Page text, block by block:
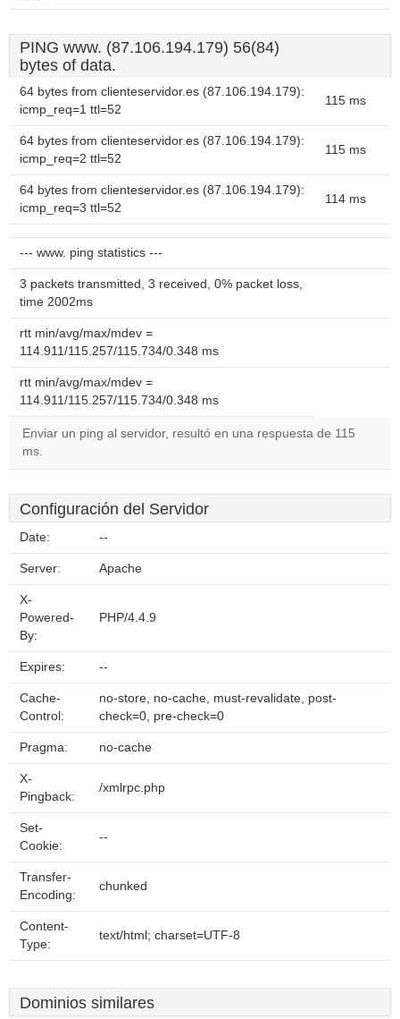
PING www. (87.106.194.179) 56(84)
bytes of data.
64 bytes from clienteservidor.es (87.106.194.179):
icmp_req=1 ttl=52
115 ms
64 bytes from clienteservidor.es (87.106.194.179):
icmp_req=2 ttl=52
115 ms
64 bytes from clienteservidor.es (87.106.194.179):
icmp_req=3 ttl=52
114 ms
--- www. ping statistics ---
3 packets transmitted, 3 received, 0% packet loss,
time 2002ms
rtt min/avg/max/mdev =
114.911/115.257/115.734/0.348 ms
rtt min/avg/max/mdev =
114.911/115.257/115.734/0.348 ms
Enviar un ping al servidor, resultó en una respuesta de 115
ms.
Configuración del Servidor
Date: --
Server: Apache
X-
Powered-
By:
PHP/4.4.9
Expires: --
Cache-
Control:
no-store, no-cache, must-revalidate, post-
check=0, pre-check=0
Pragma: no-cache
X-
Pingback:
/xmlrpc.php
Set-
Cookie:
--
Transfer-
Encoding:
chunked
Content-
Type:
text/html; charset=UTF-8
Dominios similares